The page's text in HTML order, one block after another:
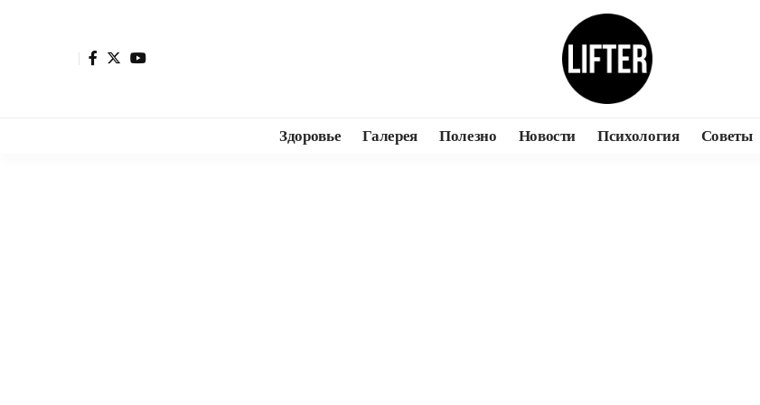
Здоровье Галерея Полезно Новости Психология Советы